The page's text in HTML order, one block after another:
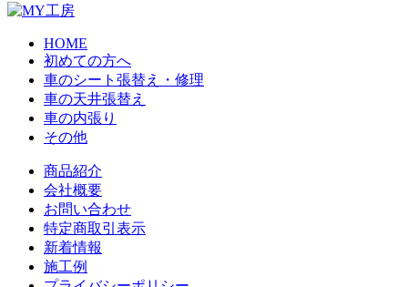
HOME
初めての方へ
車のシート張替え・修理
車の天井張替え
車の内張り
その他
商品紹介
会社概要
お問い合わせ
特定商取引表示
新着情報
施工例